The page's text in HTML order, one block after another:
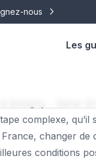
nous
Les
complexe, qu’il
changer de
conditions